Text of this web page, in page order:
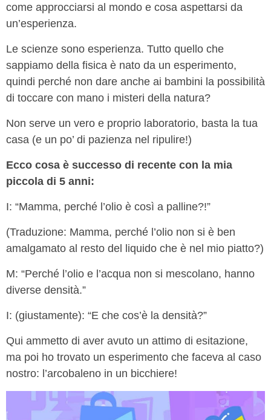
come approcciarsi al mondo e cosa aspettarsi da
un’esperienza.
Le scienze sono esperienza. Tutto quello che
sappiamo della fisica è nato da un esperimento,
quindi perché non dare anche ai bambini la possibilità
di toccare con mano i misteri della natura?
Non serve un vero e proprio laboratorio, basta la tua
casa (e un po’ di pazienza nel ripulire!)
Ecco cosa è successo di recente con la mia
piccola di 5 anni:
I: “Mamma, perché l’olio è così a palline?!”
(Traduzione: Mamma, perché l’olio non si è ben
amalgamato al resto del liquido che è nel mio piatto?)
M: “Perché l’olio e l’acqua non si mescolano, hanno
diverse densità.”
I: (giustamente): “E che cos’è la densità?”
Qui ammetto di aver avuto un attimo di esitazione,
ma poi ho trovato un esperimento che faceva al caso
nostro: l’arcobaleno in un bicchiere!